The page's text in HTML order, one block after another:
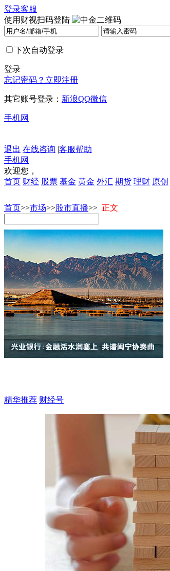
登录客服
使用财视扫码登陆
下次自动登录
登录
忘记密码？ 立即注册
其它账号登录： 新浪QQ微信
手机网
退出 在线咨询 |客服帮助
手机网
欢迎您，
首页 财经 股票 基金 黄金 外汇 期货 理财 原创
首页>>市场>>股市直播>> 正文
精华推荐 财经号